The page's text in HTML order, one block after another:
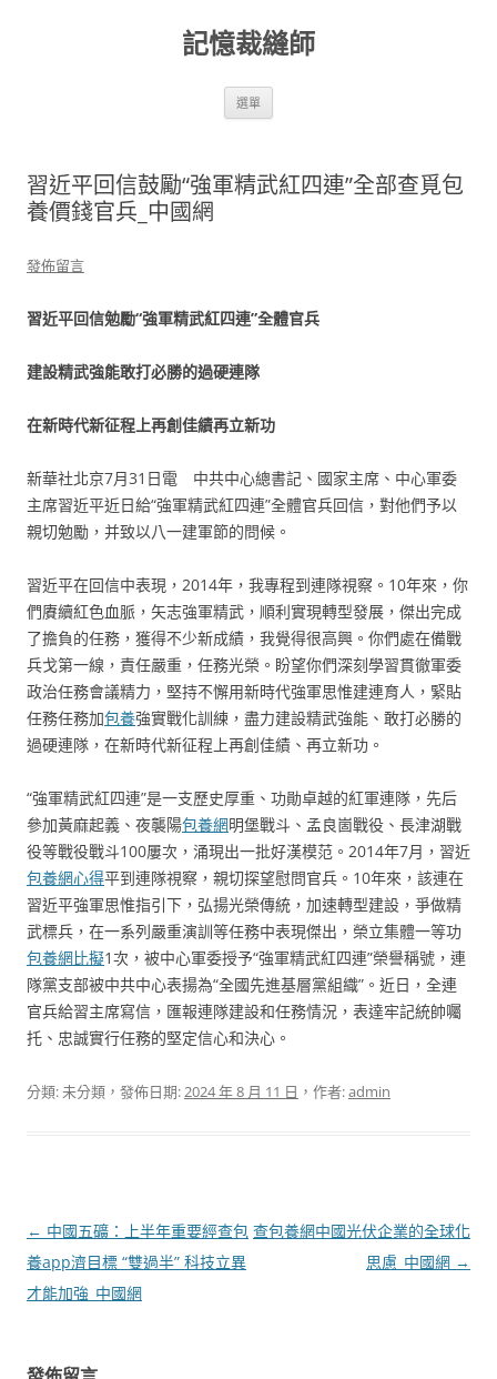
記憶裁縫師
選單
習近平回信鼓勵“強軍精武紅四連”全部查覓包
養價錢官兵_中國網
發佈留言
習近平回信勉勵“強軍精武紅四連”全體官兵
建設精武強能敢打必勝的過硬連隊
在新時代新征程上再創佳績再立新功
新華社北京7月31日電 中共中心總書記、國家主席、中心軍委
主席習近平近日給“強軍精武紅四連”全體官兵回信，對他們予以
親切勉勵，并致以八一建軍節的問候。
習近平在回信中表現，2014年，我專程到連隊視察。10年來，你
們賡續紅色血脈，矢志強軍精武，順利實現轉型發展，傑出完成
了擔負的任務，獲得不少新成績，我覺得很高興。你們處在備戰
兵戈第一線，責任嚴重，任務光榮。盼望你們深刻學習貫徹軍委
政治任務會議精力，堅持不懈用新時代強軍思惟建連育人，緊貼
任務任務加包養強實戰化訓練，盡力建設精武強能、敢打必勝的
過硬連隊，在新時代新征程上再創佳績、再立新功。
“強軍精武紅四連”是一支歷史厚重、功勛卓越的紅軍連隊，先后
參加黃麻起義、夜襲陽包養網明堡戰斗、孟良崮戰役、長津湖戰
役等戰役戰斗100屢次，涌現出一批好漢模范。2014年7月，習近
包養網心得平到連隊視察，親切探望慰問官兵。10年來，該連在
習近平強軍思惟指引下，弘揚光榮傳統，加速轉型建設，爭做精
武標兵，在一系列嚴重演訓等任務中表現傑出，榮立集體一等功
包養網比擬1次，被中心軍委授予“強軍精武紅四連”榮譽稱號，連
隊黨支部被中共中心表揚為“全國先進基層黨組織”。近日，全連
官兵給習主席寫信，匯報連隊建設和任務情況，表達牢記統帥囑
托、忠誠實行任務的堅定信心和決心。
分類: 未分類，發佈日期:2024 年 8 月 11 日 ，作者:admin
文
章
導
← 中國五礦：上半年重要經查包
養app濟目標 “雙過半” 科技立異
才能加強_中國網
查包養網中國光伏企業的全球化
思慮_中國網 →